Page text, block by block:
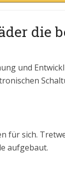
die
und
für sich.
aufgebaut.